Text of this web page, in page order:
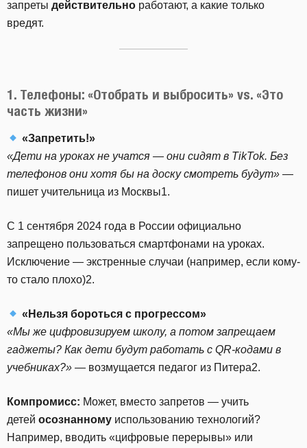
запреты действительно работают, а какие только
вредят.
1. Телефоны: «Отобрать и выбросить» vs. «Это
часть жизни»
«Запретить!»
«Дети на уроках не учатся — они сидят в TikTok. Без
телефонов они хотя бы на доску смотреть будут» —
пишет учительница из Москвы1.
С 1 сентября 2024 года в России официально
запрещено пользоваться смартфонами на уроках.
Исключение — экстренные случаи (например, если кому-
то стало плохо)2.
«Нельзя бороться с прогрессом»
«Мы же цифровизируем школу, а потом запрещаем
гаджеты? Как дети будут работать с QR-кодами в
учебниках?» — возмущается педагог из Питера2.
Компромисс: Может, вместо запретов — учить
детей осознанному использованию технологий?
Например, вводить «цифровые перерывы» или